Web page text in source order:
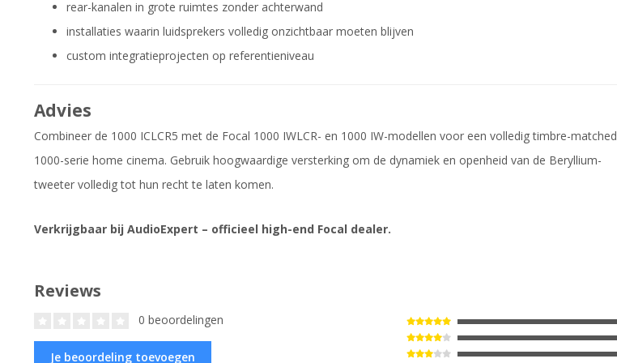
rear-kanalen in grote ruimtes zonder achterwand
installaties waarin luidsprekers volledig onzichtbaar moeten blijven
custom integratieprojecten op referentieniveau
Advies
Combineer de 1000 ICLCR5 met de Focal 1000 IWLCR- en 1000 IW-modellen voor een volledig timbre-matched
1000-serie home cinema. Gebruik hoogwaardige versterking om de dynamiek en openheid van de Beryllium-
tweeter volledig tot hun recht te laten komen.
Verkrijgbaar bij AudioExpert – officieel high-end Focal dealer.
Reviews
0 beoordelingen
Je beoordeling toevoegen